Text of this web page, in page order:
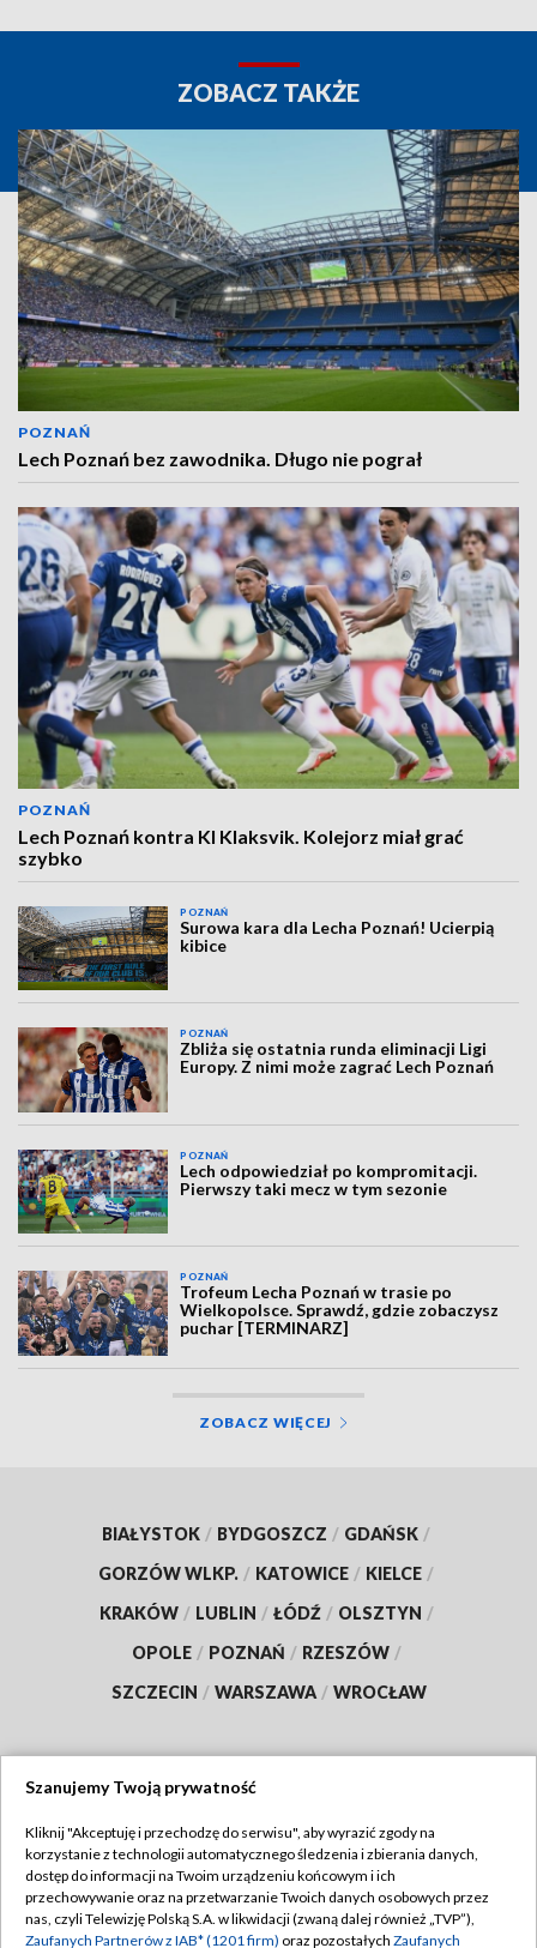
ZOBACZ TAKŻE
POZNAŃ
Lech Poznań bez zawodnika. Długo nie pograł
POZNAŃ
Lech Poznań kontra KI Klaksvik. Kolejorz miał grać
szybko
POZNAŃ
Surowa kara dla Lecha Poznań! Ucierpią
kibice
POZNAŃ
Zbliża się ostatnia runda eliminacji Ligi
Europy. Z nimi może zagrać Lech Poznań
POZNAŃ
Lech odpowiedział po kompromitacji.
Pierwszy taki mecz w tym sezonie
POZNAŃ
Trofeum Lecha Poznań w trasie po
Wielkopolsce. Sprawdź, gdzie zobaczysz
puchar [TERMINARZ]
ZOBACZ WIĘCEJ
BIAŁYSTOK / BYDGOSZCZ / GDAŃSK /
GORZÓW WLKP. / KATOWICE / KIELCE /
KRAKÓW / LUBLIN / ŁÓDŹ / OLSZTYN /
OPOLE / POZNAŃ / RZESZÓW /
SZCZECIN / WARSZAWA / WROCŁAW
TVP
Abonament TVP
Emisja w TVP
Regulamin TVP
Polityka prywatności
Szanujemy Twoją prywatność
Kliknij "Akceptuję i przechodzę do serwisu", aby wyrazić zgody na
korzystanie z technologii automatycznego śledzenia i zbierania danych,
dostęp do informacji na Twoim urządzeniu końcowym i ich
przechowywanie oraz na przetwarzanie Twoich danych osobowych przez
nas, czyli Telewizję Polską S.A. w likwidacji (zwaną dalej również „TVP”),
Zaufanych Partnerów z IAB* (1201 firm) oraz pozostałych Zaufanych